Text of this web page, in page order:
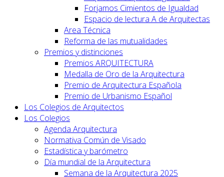
Forjamos Cimientos de Igualdad
Espacio de lectura A de Arquitectas
Area Técnica
Reforma de las mutualidades
Premios y distinciones
Premios ARQUITECTURA
Medalla de Oro de la Arquitectura
Premio de Arquitectura Española
Premio de Urbanismo Español
Los Colegios de Arquitectos
Los Colegios
Agenda Arquitectura
Normativa Común de Visado
Estadística y barómetro
Día mundial de la Arquitectura
Semana de la Arquitectura 2025